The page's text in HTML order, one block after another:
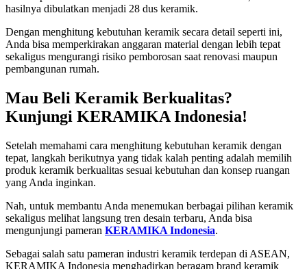
hasilnya dibulatkan menjadi 28 dus keramik.
Dengan menghitung kebutuhan keramik secara detail seperti ini,
Anda bisa memperkirakan anggaran material dengan lebih tepat
sekaligus mengurangi risiko pemborosan saat renovasi maupun
pembangunan rumah.
Mau Beli Keramik Berkualitas?
Kunjungi KERAMIKA Indonesia!
Setelah memahami cara menghitung kebutuhan keramik dengan
tepat, langkah berikutnya yang tidak kalah penting adalah memilih
produk keramik berkualitas sesuai kebutuhan dan konsep ruangan
yang Anda inginkan.
Nah, untuk membantu Anda menemukan berbagai pilihan keramik
sekaligus melihat langsung tren desain terbaru, Anda bisa
mengunjungi pameran KERAMIKA Indonesia.
Sebagai salah satu pameran industri keramik terdepan di ASEAN,
KERAMIKA Indonesia menghadirkan beragam brand keramik